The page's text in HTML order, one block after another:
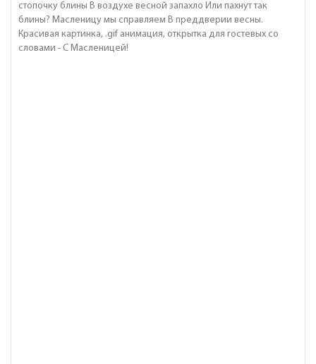
стопочку блины В воздухе весной запахло Или пахнут так
блины? Масленицу мы справляем В преддверии весны.
Красивая картинка, .gif анимация, открытка для гостевых со
словами - С Масленицей!